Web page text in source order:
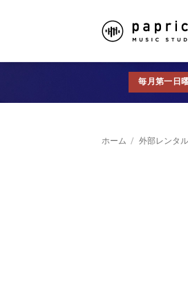
毎月第一日
ホーム / 外部レンタル